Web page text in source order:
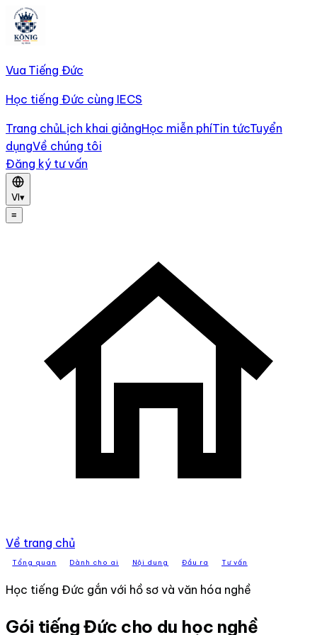
Vua Tiếng Đức
Học tiếng Đức cùng IECS
Trang chủLịch khai giảngHọc miễn phíTin tứcTuyển
dụngVề chúng tôi
Đăng ký tư vấn
VI▾
≡
Về trang chủ
Tổng quan Dành cho ai Nội dung Đầu ra Tư vấn
Học tiếng Đức gắn với hồ sơ và văn hóa nghề
Gói tiếng Đức cho du học nghề